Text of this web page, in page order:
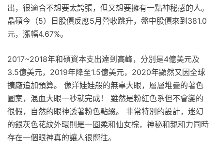
出，很適合不想要太誇張，但又想要擁有一點神秘感的人。
晶碩今（5）日股價反應5月營收跳升，盤中股價來到381.0
元，漲幅4.67%。
2017~2018年和碩資本支出達到高峰，分別是4億美元及
3.5億美元，2019年降至1.5億美元，2020年顯然又因全球
擴廠追加預算。 像洋娃娃般的無辜大眼，層層堆疊的著色
圖案，混血大眼一秒就完成！ 雖然是粉紅色系但不會變的
很假，自然的眼神透著粉色點綴。 非常特別的設計，迷幻
的銀灰色花紋外環則是一圈柔和仙女棕，神秘和親和力同時
存在一個眼神真的讓人很嚮往。